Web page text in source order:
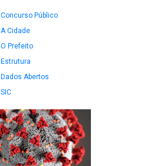
Concurso Público
A Cidade
O Prefeito
Estrutura
Dados Abertos
SIC